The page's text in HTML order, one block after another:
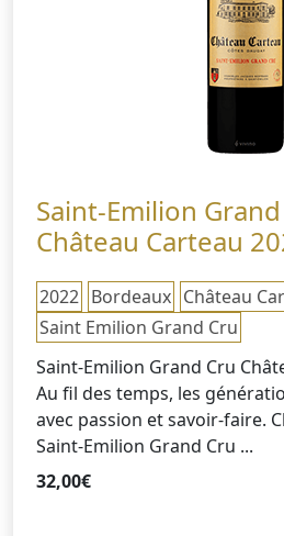
Saint-Emilion
Château Carteau
2022 Bordeaux Château
Saint Emilion Grand Cru
Saint-Emilion Grand Cru
Au fil des temps, les
avec passion et savoir-faire.
Saint-Emilion Grand Cru ...
32,00€